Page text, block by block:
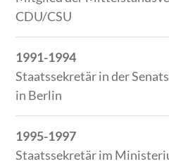
CDU/CSU
1991-1994
Staatssekretär in der
in Berlin
1995-1997
Staatssekretär im